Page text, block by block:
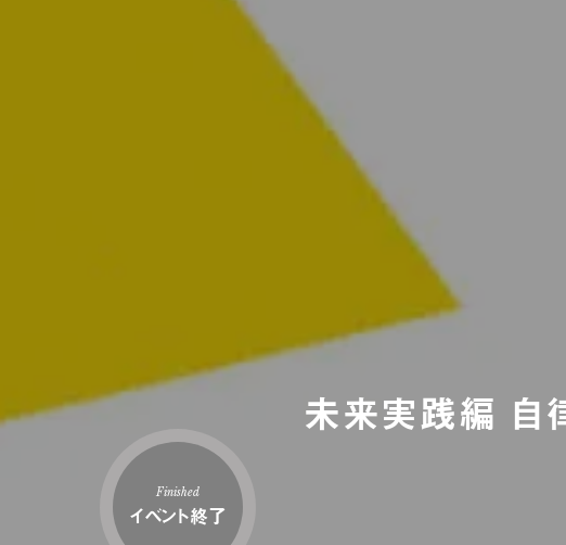
未来実践編 自
Finished
イベント終了